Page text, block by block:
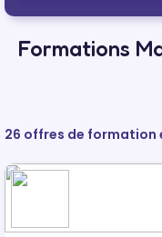
Formations
26 offres de formation